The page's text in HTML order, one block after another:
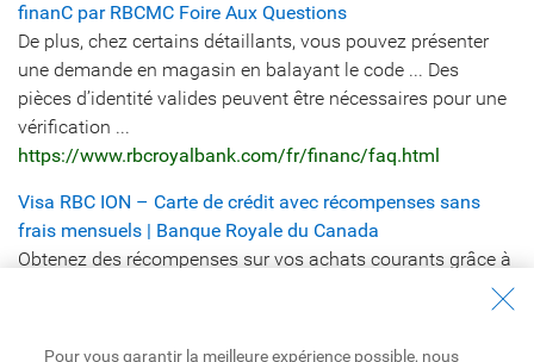
finanC par RBCMC Foire Aux Questions
De plus, chez certains détaillants, vous pouvez présenter
une demande en magasin en balayant le code ... Des
pièces d’identité valides peuvent être nécessaires pour une
vérification ...
https://www.rbcroyalbank.com/fr/financ/faq.html
Visa RBC ION – Carte de crédit avec récompenses sans
frais mensuels | Banque Royale du Canada
Obtenez des récompenses sur vos achats courants grâce à
Économisez tout en accumulant des points sur l’épicerie,
l’essence et plus encore. Présentez une demande dès
Pour vous garantir la meilleure expérience possible, nous